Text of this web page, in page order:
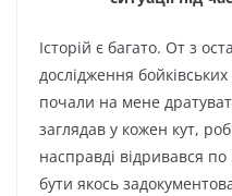
Історій є багато. От з
дослідження
почали на мене
заглядав у кожен кут,
насправді відривався
бути якось